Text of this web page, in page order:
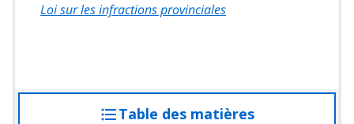
Loi sur les infractions provinciales
Table des matières